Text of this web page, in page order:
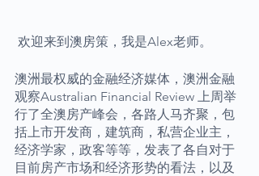
欢迎来到澳房策，我是Alex老师。
澳洲最权威的金融经济媒体，澳洲金融
观察Australian Financial Review 上周举
行了全澳房产峰会，各路人马齐聚，包
括上市开发商，建筑商，私营企业主，
经济学家，政客等等，发表了各自对于
目前房产市场和经济形势的看法，以及